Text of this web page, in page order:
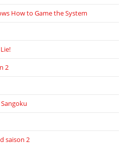
How to Game the System
2
saison 2